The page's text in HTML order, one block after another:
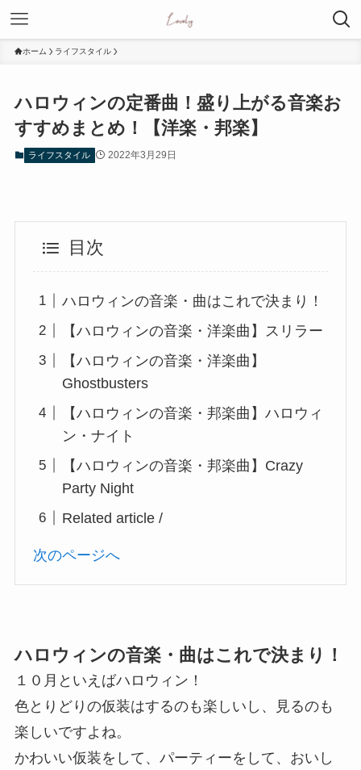
ホーム ライフスタイル
ハロウィンの定番曲！盛り上がる音楽お
すすめまとめ！【洋楽・邦楽】
ライフスタイル 2022年3月29日
目次
ハロウィンの音楽・曲はこれで決まり！
【ハロウィンの音楽・洋楽曲】スリラー
【ハロウィンの音楽・洋楽曲】
Ghostbusters
【ハロウィンの音楽・邦楽曲】ハロウィ
ン・ナイト
【ハロウィンの音楽・邦楽曲】Crazy
Party Night
Related article /
次のページへ
ハロウィンの音楽・曲はこれで決まり！
１０月といえばハロウィン！
色とりどりの仮装はするのも楽しいし、見るのも
楽しいですよね。
かわいい仮装をして、パーティーをして、おいし